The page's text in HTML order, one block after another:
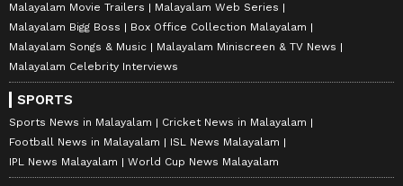
Malayalam Movie Trailers
Malayalam Web Series
Malayalam Bigg Boss
Box Office Collection Malayalam
Malayalam Songs & Music
Malayalam Miniscreen & TV News
Malayalam Celebrity Interviews
SPORTS
Sports News in Malayalam
Cricket News in Malayalam
Football News in Malayalam
ISL News Malayalam
IPL News Malayalam
World Cup News Malayalam